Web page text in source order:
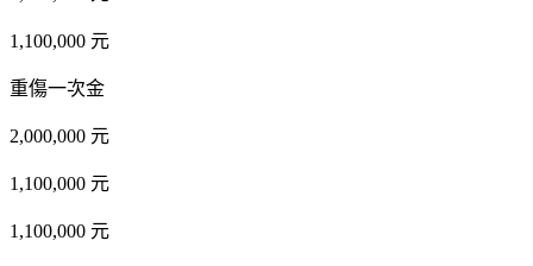
1,100,000 元
重傷一次金
2,000,000 元
1,100,000 元
1,100,000 元